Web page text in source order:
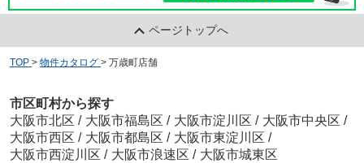
ページトップへ
TOP > 物件カタログ > 万歳町店舗
市区町村から探す
大阪市北区 / 大阪市福島区 / 大阪市淀川区 / 大阪市中央区 /
大阪市西区 / 大阪市都島区 / 大阪市東淀川区 /
大阪市西淀川区 / 大阪市浪速区 / 大阪市城東区